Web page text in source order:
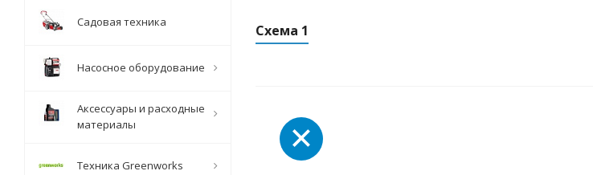
Схема 1
Садовая техника
Насосное оборудование
Аксессуары и расходные
материалы
Техника Greenworks